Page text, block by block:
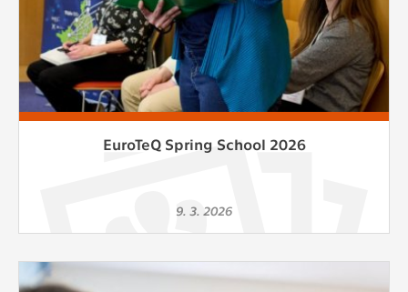
EuroTeQ Spring School 2026
9. 3. 2026